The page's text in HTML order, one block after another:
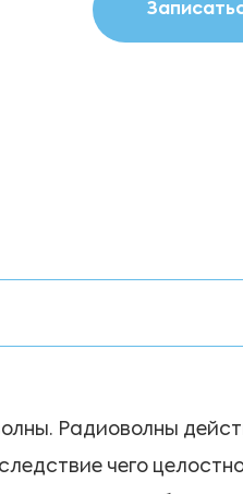
Радиоволны
чего